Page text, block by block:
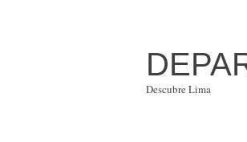
Descubre Lima